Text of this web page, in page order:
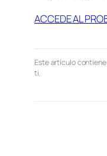
ACCEDE AL
Este artículo
ti.